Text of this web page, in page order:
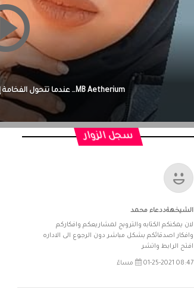
Malak Berri وراء كل نجاح عائلة آمنت بي، واحتوتني، وكانت سندي في أصعب اللحظات.
سجل الزوار
الشيخهةددعاء محمد
لان يمكنكم الكتابه والتروبج لمشاريعكم وافكاركم
وافكار اصدقائكم بشكل مباشر دون الرجوع الى الاداره
افتح الرابط واتشر
01-25-2021 08:47 مساءً